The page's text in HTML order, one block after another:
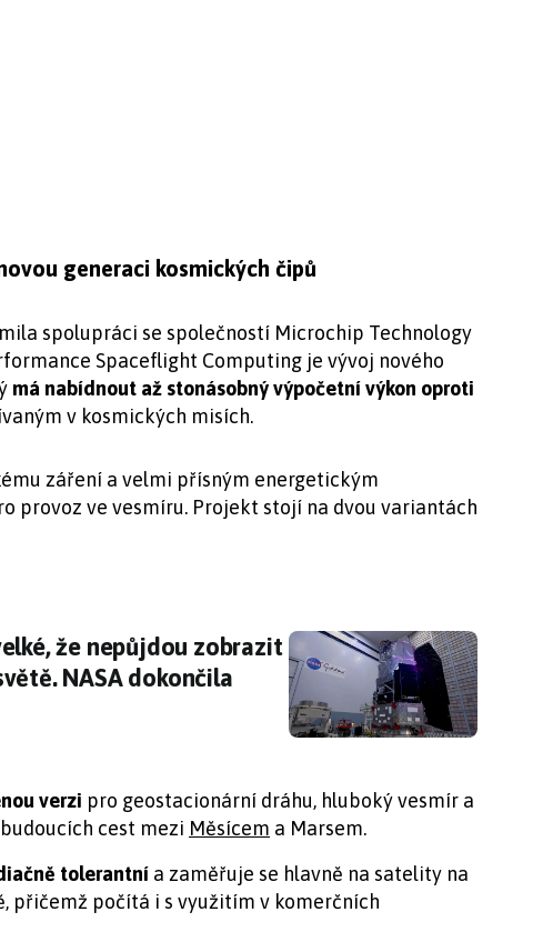
generaci kosmických čipů
spolupráci se společností Microchip Technology
Spaceflight Computing je vývoj nového
má nabídnout až stonásobný výpočetní výkon oproti
v kosmických misích.
záření a velmi přísným energetickým
provoz ve vesmíru. Projekt stojí na dvou variantách
že nepůjdou zobrazit na žádné obrazovce na
že nepůjdou zobrazit
NASA dokončila
verzi pro geostacionární dráhu, hluboký vesmír a
cest mezi Měsícem a Marsem.
tolerantní a zaměřuje se hlavně na satelity na
přičemž počítá i s využitím v komerčních